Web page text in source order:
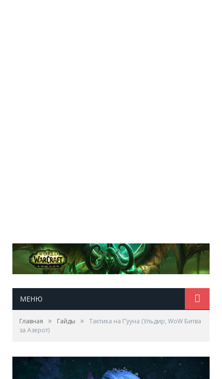
МЕНЮ
Главная » Гайды »
Тактика на Г’ууна (Ульдир, WoW Битва
за Азерот)